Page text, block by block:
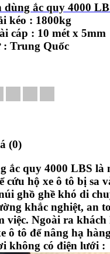
dùng ắc quy 4000
kéo : 1800kg
cáp : 10 mét x 5mm
: Trung Quốc
(0)
ắc quy 4000 LBS là
cứu hộ xe ô tô bị sa
ghồ ghề khó di
khắc nghiệt, an
việc. Ngoài ra khách
ô tô để nâng hạ
không có điện lưới :